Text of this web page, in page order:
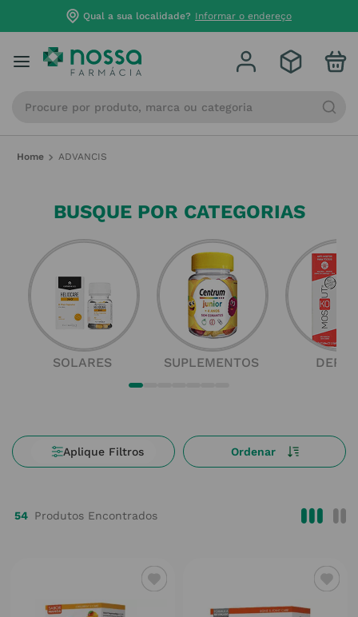
Qual a sua localidade? Informar o endereço
ADVANCIS
BUSQUE POR CATEGORIAS
SOLARES SUPLEMENTOS
54